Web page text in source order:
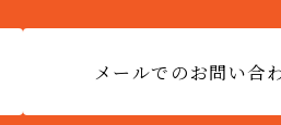
メールでのお問い合